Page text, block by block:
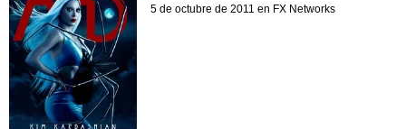
5 de octubre de 2011 en FX Networks